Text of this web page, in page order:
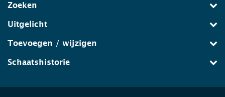
Zoeken
Uitgelicht
Toevoegen / wijzigen
Schaatshistorie